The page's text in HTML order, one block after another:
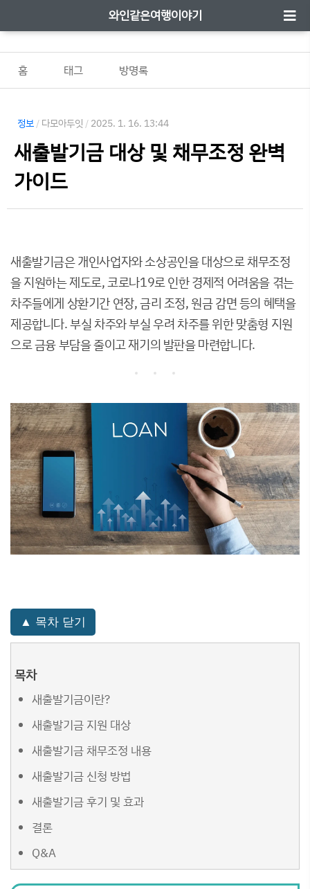
와인같은여행이야기
홈 태그 방명록
정보 / 다모아두잇 / 2025. 1. 16. 13:44
새출발기금 대상 및 채무조정 완벽
가이드
새출발기금은 개인사업자와 소상공인을 대상으로 채무조정
을 지원하는 제도로, 코로나19로 인한 경제적 어려움을 겪는
차주들에게 상환기간 연장, 금리 조정, 원금 감면 등의 혜택을
제공합니다. 부실 차주와 부실 우려 차주를 위한 맞춤형 지원
으로 금융 부담을 줄이고 재기의 발판을 마련합니다.
▲ 목차 닫기
목차
새출발기금이란?
새출발기금 지원 대상
새출발기금 채무조정 내용
새출발기금 신청 방법
새출발기금 후기 및 효과
결론
Q&A